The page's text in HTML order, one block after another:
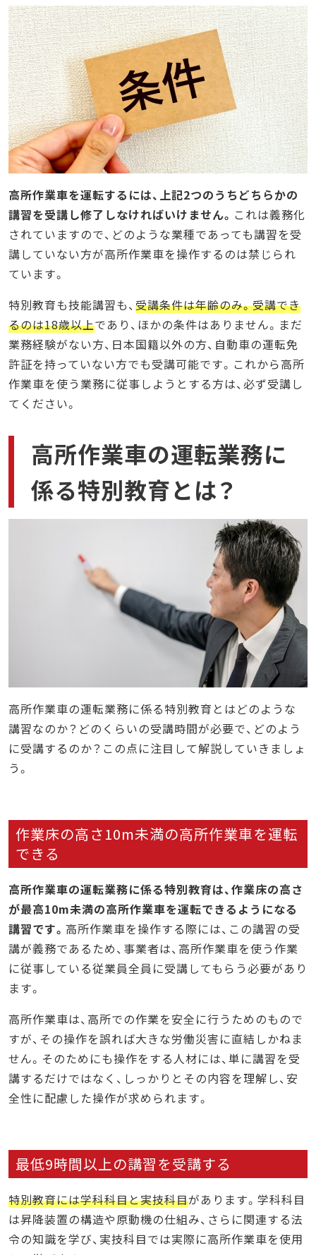
高所作業車を運転するには、上記2つのうちどちらかの
講習を受講し修了しなければいけません。 これは義務化
されていますので、どのような業種であっても講習を受
講していない方が高所作業車を操作するのは禁じられ
ています。
特別教育も技能講習も、受講条件は年齢のみ。受講でき
るのは18歳以上であり、ほかの条件はありません。まだ
業務経験がない方、日本国籍以外の方、自動車の運転免
許証を持っていない方でも受講可能です。これから高所
作業車を使う業務に従事しようとする方は、必ず受講し
てください。
高所作業車の運転業務に
係る特別教育とは？
高所作業車の運転業務に係る特別教育とはどのような
講習なのか？どのくらいの受講時間が必要で、どのよう
に受講するのか？この点に注目して解説していきましょ
う。
作業床の高さ10m未満の高所作業車を運転
できる
高所作業車の運転業務に係る特別教育は、作業床の高さ
が最高10m未満の高所作業車を運転できるようになる
講習です。 高所作業車を操作する際には、この講習の受
講が義務であるため、事業者は、高所作業車を使う作業
に従事している従業員全員に受講してもらう必要があり
ます。
高所作業車は、高所での作業を安全に行うためのもので
すが、その操作を誤れば大きな労働災害に直結しかねま
せん。そのためにも操作をする人材には、単に講習を受
講するだけではなく、しっかりとその内容を理解し、安
全性に配慮した操作が求められます。
最低9時間以上の講習を受講する
特別教育には学科科目と実技科目があります。学科科目
は昇降装置の構造や原動機の仕組み、さらに関連する法
令の知識を学び、実技科目では実際に高所作業車を使用